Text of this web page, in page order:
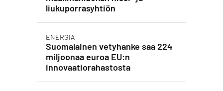
liukuporrasyhtiön
ENERGIA
Suomalainen vetyhanke saa 224
miljoonaa euroa EU:n
innovaatiorahastosta